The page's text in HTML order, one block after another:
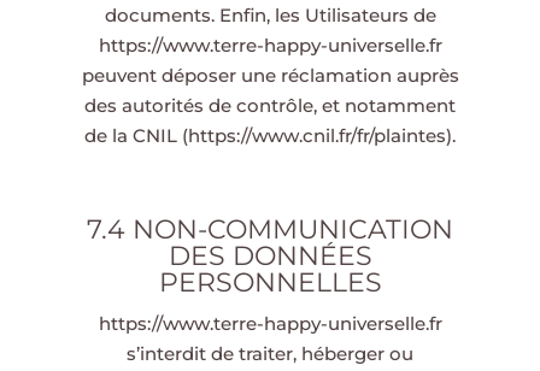
documents. Enfin, les Utilisateurs de
https://www.terre-happy-universelle.fr
peuvent déposer une réclamation auprès
des autorités de contrôle, et notamment
de la CNIL (https://www.cnil.fr/fr/plaintes).
7.4 NON-COMMUNICATION
DES DONNÉES
PERSONNELLES
https://www.terre-happy-universelle.fr
s’interdit de traiter, héberger ou